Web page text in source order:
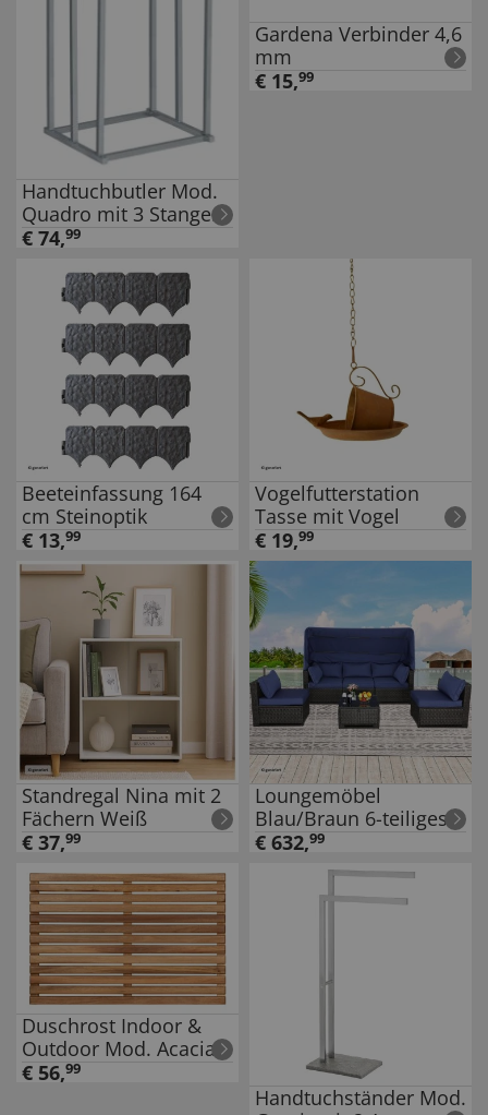
Handtuchbutler Mod.
Quadro mit 3 Stangen,
Kleiderbutler
€ 74,99
Gardena Verbinder 4,6
mm
€ 15,99
Beeteinfassung 164
cm Steinoptik
€ 13,99
Vogelfutterstation
Tasse mit Vogel
€ 19,99
Standregal Nina mit 2
Fächern Weiß
€ 37,99
Loungemöbel
Blau/Braun 6-teiliges
Set
€ 632,99
Duschrost Indoor &
Outdoor Mod. Acacia,
aus Akazienholz
€ 56,99
Handtuchständer Mod.